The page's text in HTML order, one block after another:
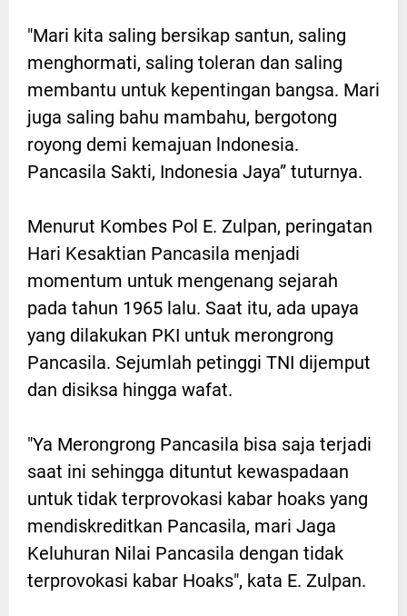
"Mari kita saling bersikap santun, saling
menghormati, saling toleran dan saling
membantu untuk kepentingan bangsa. Mari
juga saling bahu mambahu, bergotong
royong demi kemajuan lndonesia.
Pancasila Sakti, Indonesia Jaya” tuturnya.
Menurut Kombes Pol E. Zulpan, peringatan
Hari Kesaktian Pancasila menjadi
momentum untuk mengenang sejarah
pada tahun 1965 lalu. Saat itu, ada upaya
yang dilakukan PKI untuk merongrong
Pancasila. Sejumlah petinggi TNI dijemput
dan disiksa hingga wafat.
"Ya Merongrong Pancasila bisa saja terjadi
saat ini sehingga dituntut kewaspadaan
untuk tidak terprovokasi kabar hoaks yang
mendiskreditkan Pancasila, mari Jaga
Keluhuran Nilai Pancasila dengan tidak
terprovokasi kabar Hoaks", kata E. Zulpan.